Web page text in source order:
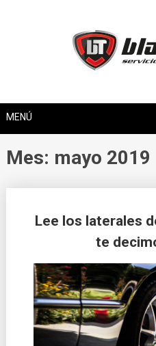
MENÚ
Mes: mayo 2019
Lee los laterales
te